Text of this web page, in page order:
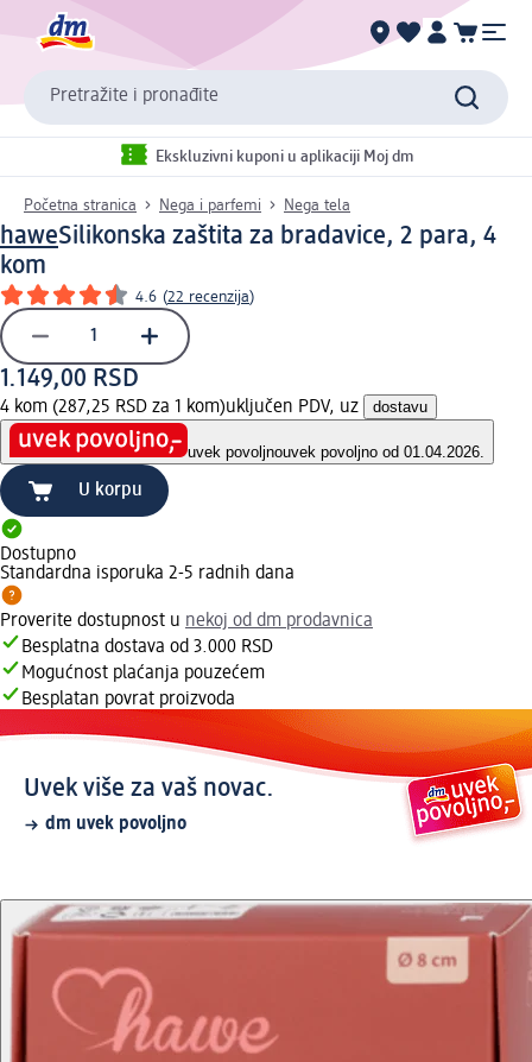
Pretražite i pronađite
Ekskluzivni kuponi u aplikaciji Moj dm
Početna stranica Nega i parfemi Nega tela
haweSilikonska zaštita za bradavice, 2 para, 4
kom
4.6 (22 recenzija)
1.149,00 RSD
4 kom (287,25 RSD za 1 kom)uključen PDV, uz dostavu
uvek povoljnouvek povoljno od 01.04.2026.
U korpu
Dostupno
Standardna isporuka 2-5 radnih dana
Proverite dostupnost u nekoj od dm prodavnica
Besplatna dostava od 3.000 RSD
Mogućnost plaćanja pouzećem
Besplatan povrat proizvoda
Uvek više za vaš novac.
dm uvek povoljno